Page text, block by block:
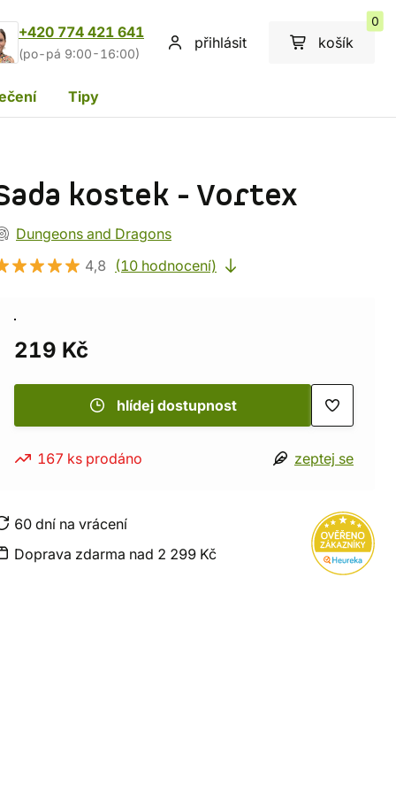
+420 774 421 641
(po-pá 9:00-16:00)
přihlásit košík
0
Tipy
kostek - Vortex
Dungeons and Dragons
4,8
(10 hodnocení)
219 Kč
hlídej dostupnost
167 ks prodáno zeptej se
60 dní na vrácení
Doprava zdarma nad 2 299 Kč